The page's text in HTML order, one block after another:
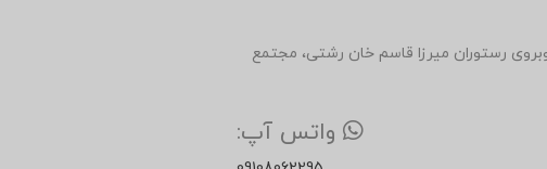
خیابان 12 فروردین، روبروی رستوران میرزا قاسم خان رشتی، مجتمع
واتس آپ: